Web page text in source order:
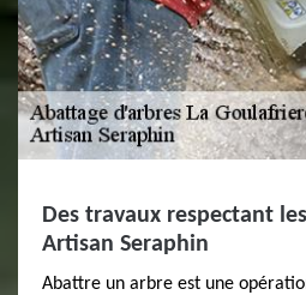
Des travaux respectant
Artisan Seraphin
Abattre un arbre est une